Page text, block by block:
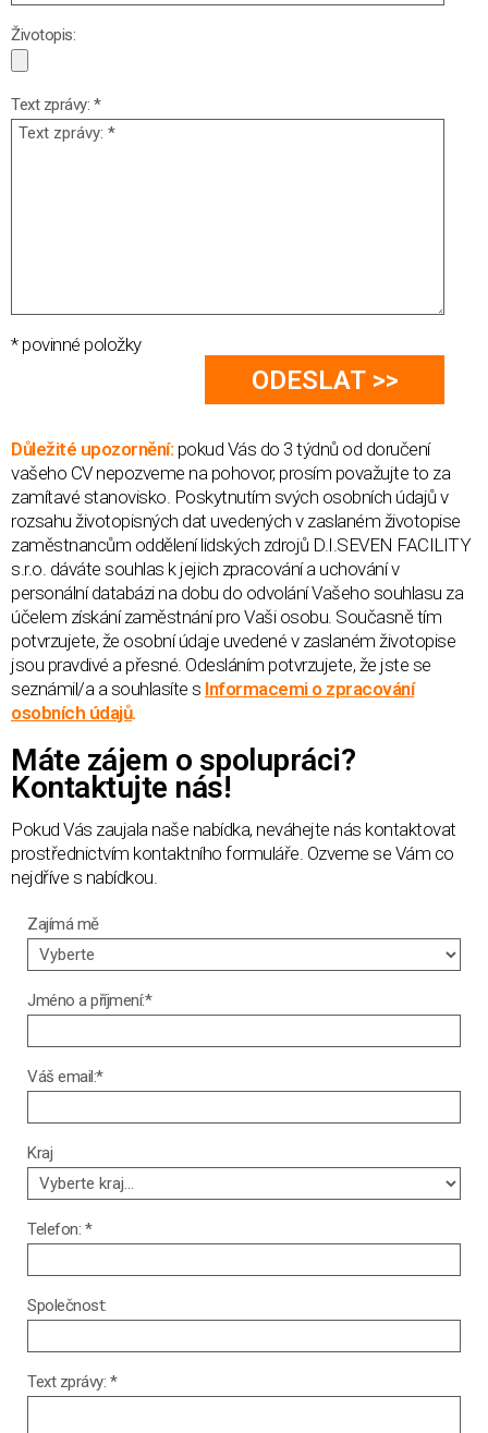
Životopis:
Text zprávy: *
* povinné položky
Důležité upozornění: pokud Vás do 3 týdnů od doručení
vašeho CV nepozveme na pohovor, prosím považujte to za
zamítavé stanovisko. Poskytnutím svých osobních údajů v
rozsahu životopisných dat uvedených v zaslaném životopise
zaměstnancům oddělení lidských zdrojů D.I.SEVEN FACILITY
s.r.o. dáváte souhlas k jejich zpracování a uchování v
personální databázi na dobu do odvolání Vašeho souhlasu za
účelem získání zaměstnání pro Vaši osobu. Současně tím
potvrzujete, že osobní údaje uvedené v zaslaném životopise
jsou pravdivé a přesné. Odesláním potvrzujete, že jste se
seznámil/a a souhlasíte s Informacemi o zpracování
osobních údajů.
Máte zájem o spolupráci?
Kontaktujte nás!
Pokud Vás zaujala naše nabídka, neváhejte nás kontaktovat
prostřednictvím kontaktního formuláře. Ozveme se Vám co
nejdříve s nabídkou.
Zajímá mě
Jméno a příjmení:*
Váš email:*
Kraj
Telefon: *
Společnost:
Text zprávy: *